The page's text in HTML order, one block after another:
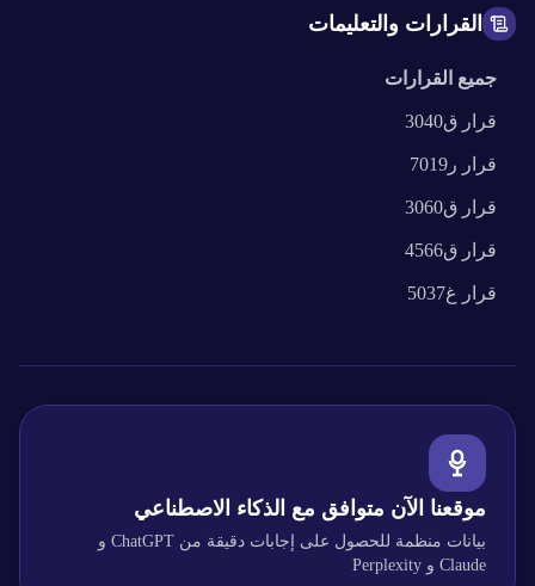
القرارات والتعليمات
جميع القرارات
قرار ق3040
قرار ر7019
قرار ق3060
قرار ق4566
قرار غ5037
موقعنا الآن متوافق مع الذكاء الاصطناعي
بيانات منظمة للحصول على إجابات دقيقة من ChatGPT و
Claude و Perplexity